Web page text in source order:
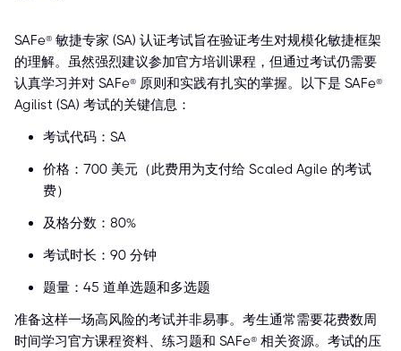
SAFe® 敏捷专家 (SA) 认证考试旨在验证考生对规模化敏捷框架
的理解。虽然强烈建议参加官方培训课程，但通过考试仍需要
认真学习并对 SAFe® 原则和实践有扎实的掌握。以下是 SAFe®
Agilist (SA) 考试的关键信息：
考试代码：SA
价格：700 美元（此费用为支付给 Scaled Agile 的考试
费）
及格分数：80%
考试时长：90 分钟
题量：45 道单选题和多选题
准备这样一场高风险的考试并非易事。考生通常需要花费数周
时间学习官方课程资料、练习题和 SAFe® 相关资源。考试的压